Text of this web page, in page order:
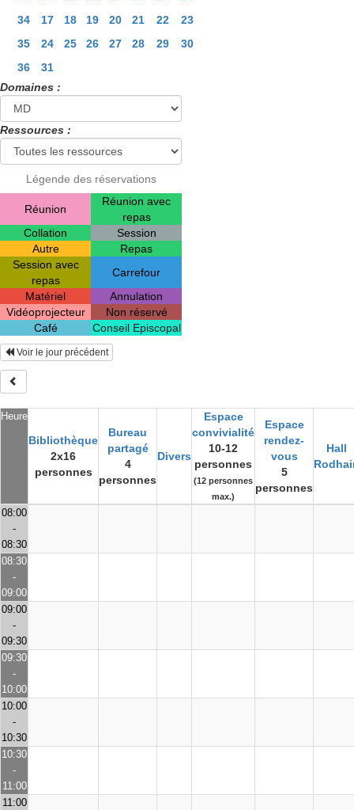
34
17 18 19 20 21 22
23
35
24 25 26 27 28 29
30
36
31
Domaines :
Ressources :
Légende des réservations
Réunion
Réunion avec
repas
Collation
Session
Autre
Repas
Session avec
repas
Carrefour
Matériel
Annulation
Vidéoprojecteur
Non réservé
Café
Conseil Episcopal
Heure
Bibliothèque
2x16
personnes
Bureau
partagé
4
personnes
Divers
Espace
convivialité
10-12
personnes
(12 personnes
max.)
Espace
rendez-
vous
5
personnes
Hall
Voir le jour précédent
08:00
-
08:30
08:30
-
09:00
09:00
-
09:30
09:30
-
10:00
10:00
-
10:30
10:30
-
11:00
11:00